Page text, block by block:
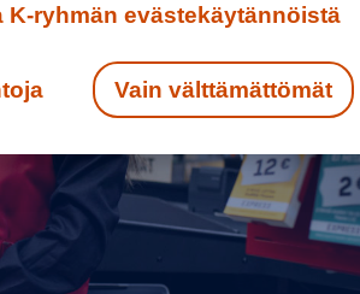
K-ryhmän evästekäytännöistä
Vain välttämättömät